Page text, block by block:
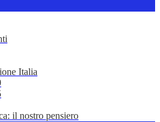
Italia
il nostro pensiero